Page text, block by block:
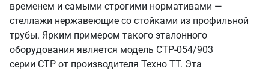
временем и самыми строгими нормативами —
стеллажи нержавеющие со стойками из профильной
трубы. Ярким примером такого эталонного
оборудования является модель СТР-054/903
серии СТР от производителя Техно ТТ. Эта